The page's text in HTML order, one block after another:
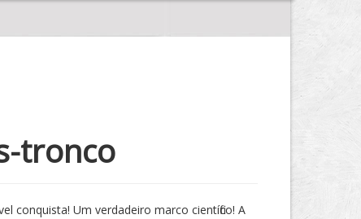
tronco
conquista! Um verdadeiro marco científico! A